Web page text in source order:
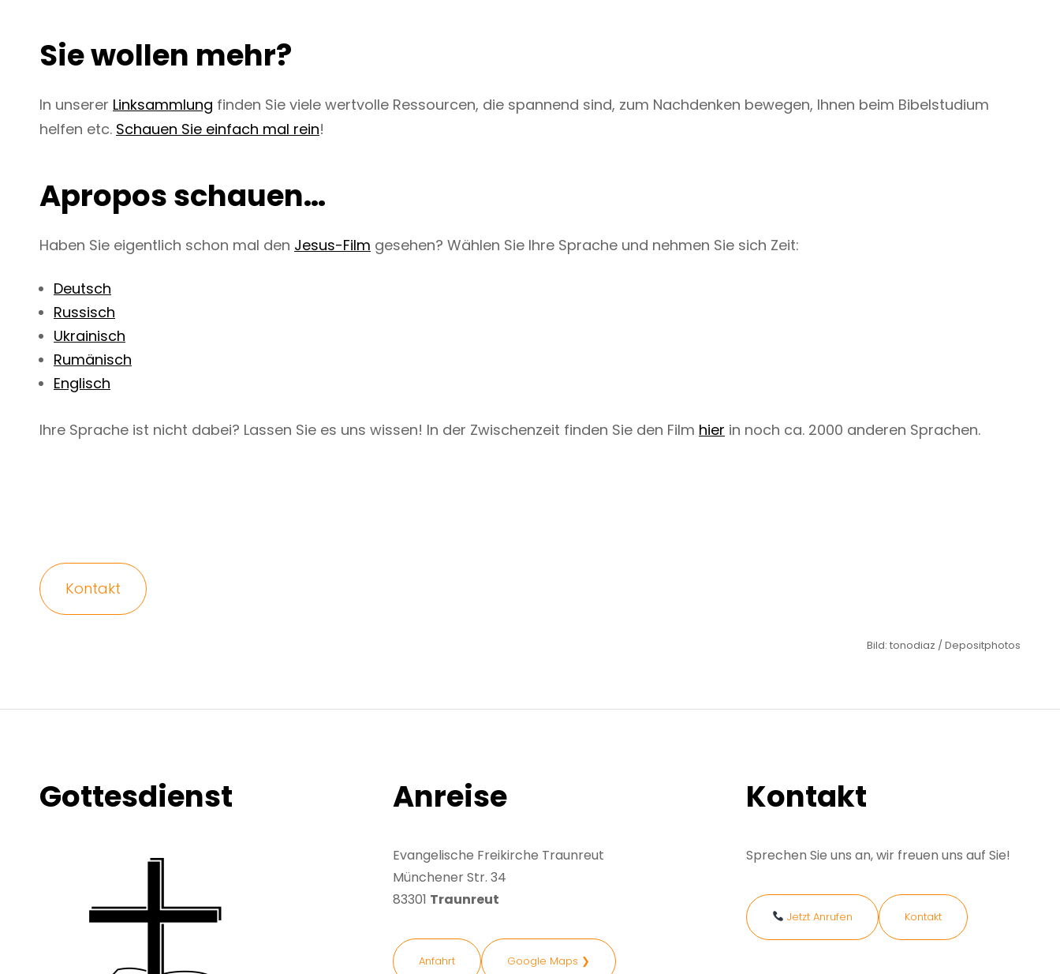
Sie wollen mehr?
In unserer Linksammlung finden Sie viele wertvolle Ressourcen, die spannend sind, zum Nachdenken bewegen, Ihnen beim Bibelstudium
helfen etc. Schauen Sie einfach mal rein!
Apropos schauen…
Haben Sie eigentlich schon mal den Jesus-Film gesehen? Wählen Sie Ihre Sprache und nehmen Sie sich Zeit:
Deutsch
Russisch
Ukrainisch
Rumänisch
Englisch
Ihre Sprache ist nicht dabei? Lassen Sie es uns wissen! In der Zwischenzeit finden Sie den Film hier in noch ca. 2000 anderen Sprachen.
Kontakt
Bild: tonodiaz / Depositphotos
Gottesdienst Anreise
Evangelische Freikirche Traunreut
Münchener Str. 34
83301 Traunreut
Anfahrt Google Maps ❯
Kontakt
Sprechen Sie uns an, wir freuen uns auf Sie!
Jetzt Anrufen Kontakt